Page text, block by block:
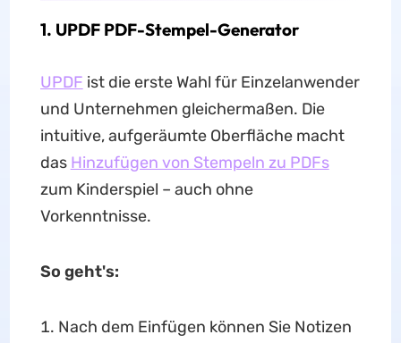
1. UPDF PDF-Stempel-Generator
UPDF ist die erste Wahl für Einzelanwender
und Unternehmen gleichermaßen. Die
intuitive, aufgeräumte Oberfläche macht
das Hinzufügen von Stempeln zu PDFs
zum Kinderspiel – auch ohne
Vorkenntnisse.
So geht's:
Nach dem Einfügen können Sie Notizen